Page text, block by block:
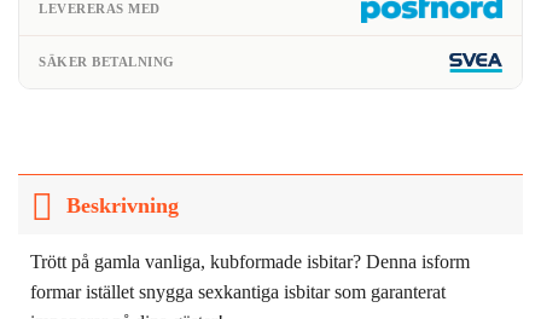
LEVERERAS MED
SÄKER BETALNING
Beskrivning
Trött på gamla vanliga, kubformade isbitar? Denna isform
formar istället snygga sexkantiga isbitar som garanterat